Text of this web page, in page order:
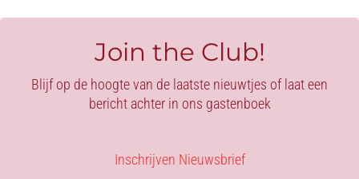
Join the Club!
Blijf op de hoogte van de laatste nieuwtjes of laat een
bericht achter in ons gastenboek
Inschrijven Nieuwsbrief